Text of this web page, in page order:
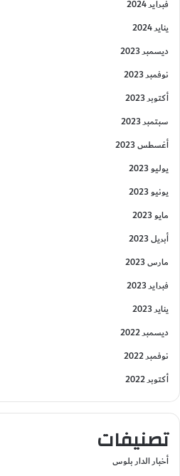
فبراير 2024
يناير 2024
ديسمبر 2023
نوفمبر 2023
أكتوبر 2023
سبتمبر 2023
أغسطس 2023
يوليو 2023
يونيو 2023
مايو 2023
أبريل 2023
مارس 2023
فبراير 2023
يناير 2023
ديسمبر 2022
نوفمبر 2022
أكتوبر 2022
تصنيفات
أخبار الدار بلوس